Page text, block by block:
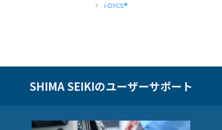
i-DYCS®
SHIMA SEIKIのユーザーサポート